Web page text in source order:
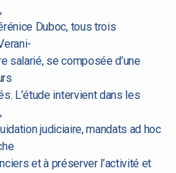
Duboc, tous trois
salarié, se composée d’une
L’étude intervient dans les
judiciaire, mandats ad hoc
et à préserver l’activité et